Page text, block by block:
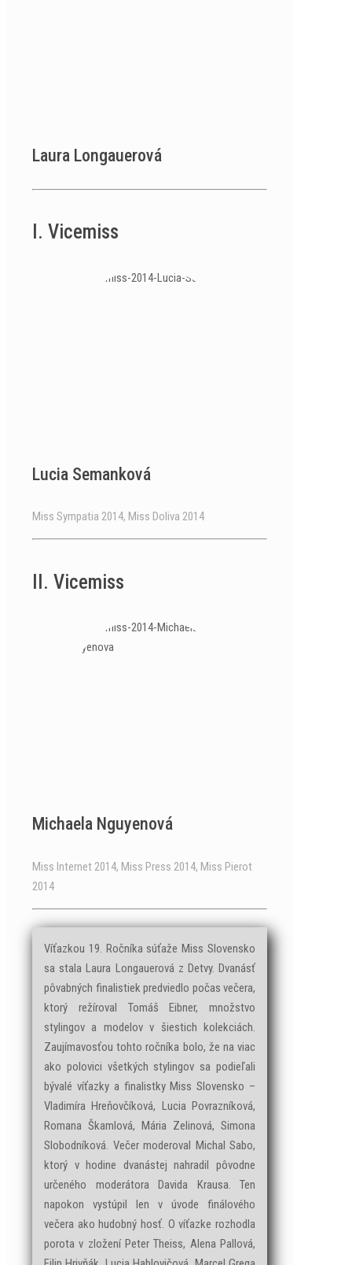
Laura Longauerová
I. Vicemiss
Lucia Semanková
Miss Sympatia 2014, Miss Doliva 2014
II. Vicemiss
Michaela Nguyenová
Miss Internet 2014, Miss Press 2014, Miss Pierot
2014
Víťazkou 19. Ročníka súťaže Miss Slovensko
sa stala Laura Longauerová z Detvy. Dvanásť
pôvabných finalistiek predviedlo počas večera,
ktorý režíroval Tomáš Eibner, množstvo
stylingov a modelov v šiestich kolekciách.
Zaujímavosťou tohto ročníka bolo, že na viac
ako polovici všetkých stylingov sa podieľali
bývalé víťazky a finalistky Miss Slovensko –
Vladimíra Hreňovčíková, Lucia Povrazníková,
Romana Škamlová, Mária Zelinová, Simona
Slobodníková. Večer moderoval Michal Sabo,
ktorý v hodine dvanástej nahradil pôvodne
určeného moderátora Davida Krausa. Ten
napokon vystúpil len v úvode finálového
večera ako hudobný hosť. O víťazke rozhodla
porota v zložení Peter Theiss, Alena Pallová,